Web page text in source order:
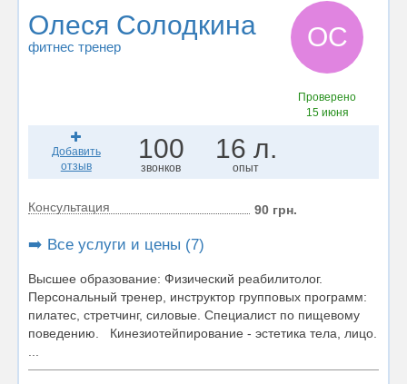
Олеся Солодкина
фитнес тренер ОС
Проверено
15 июня
Добавить
отзыв
100
звонков
16 л.
опыт
Консультация 90 грн.
➡️ Все услуги и цены (7)
Высшее образование: Физический реабилитолог.
Персональный тренер, инструктор групповых программ:
пилатес, стретчинг, силовые. Специалист по пищевому
поведению. Кинезиотейпирование - эстетика тела, лицо.